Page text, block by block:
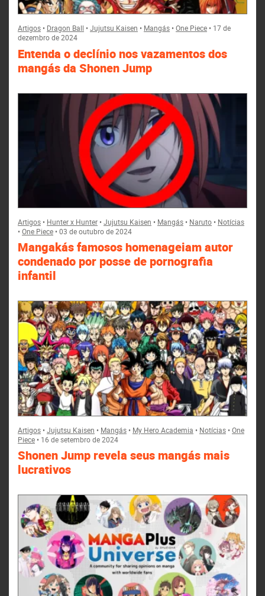
Artigos• Dragon Ball •Jujutsu Kaisen • Mangás•One Piece• 17 de
dezembro de 2024
Entenda o declínio nos vazamentos dos
mangás da Shonen Jump
Artigos• Hunter x Hunter•Jujutsu Kaisen • Mangás• Naruto• Notícias
•One Piece•03 de outubro de 2024
Mangakás famosos homenageiam autor
condenado por posse de pornografia
infantil
Artigos•Jujutsu Kaisen • Mangás• My Hero Academia • Notícias•One
Piece• 16 de setembro de 2024
Shonen Jump revela seus mangás mais
lucrativos